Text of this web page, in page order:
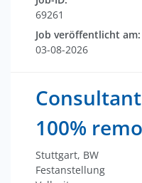
69261
Job veröffentlicht am:
03-08-2026
100%
Stuttgart, BW
Festanstellung